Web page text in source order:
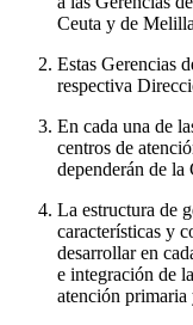
Ceuta y de
Estas Gerencias
respectiva
En cada una de
centros de
dependerán de la
La estructura de
características y
desarrollar en
e integración de
atención primaria